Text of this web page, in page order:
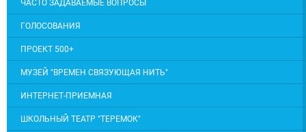
ЧАСТО ЗАДАВАЕМЫЕ ВОПРОСЫ
ГОЛОСОВАНИЯ
ПРОЕКТ 500+
МУЗЕЙ "ВРЕМЕН СВЯЗУЮЩАЯ НИТЬ"
ИНТЕРНЕТ-ПРИЕМНАЯ
ШКОЛЬНЫЙ ТЕАТР "ТЕРЕМОК"